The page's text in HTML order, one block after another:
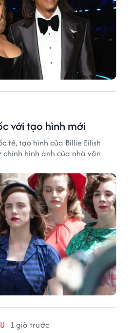
với tạo hình mới
tế, tạo hình của Billie Eilish
hình ảnh của nhà văn
1 giờ trước